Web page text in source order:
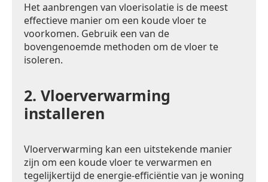
Het aanbrengen van vloerisolatie is de meest
effectieve manier om een koude vloer te
voorkomen. Gebruik een van de
bovengenoemde methoden om de vloer te
isoleren.
2. Vloerverwarming
installeren
Vloerverwarming kan een uitstekende manier
zijn om een koude vloer te verwarmen en
tegelijkertijd de energie-efficiëntie van je woning